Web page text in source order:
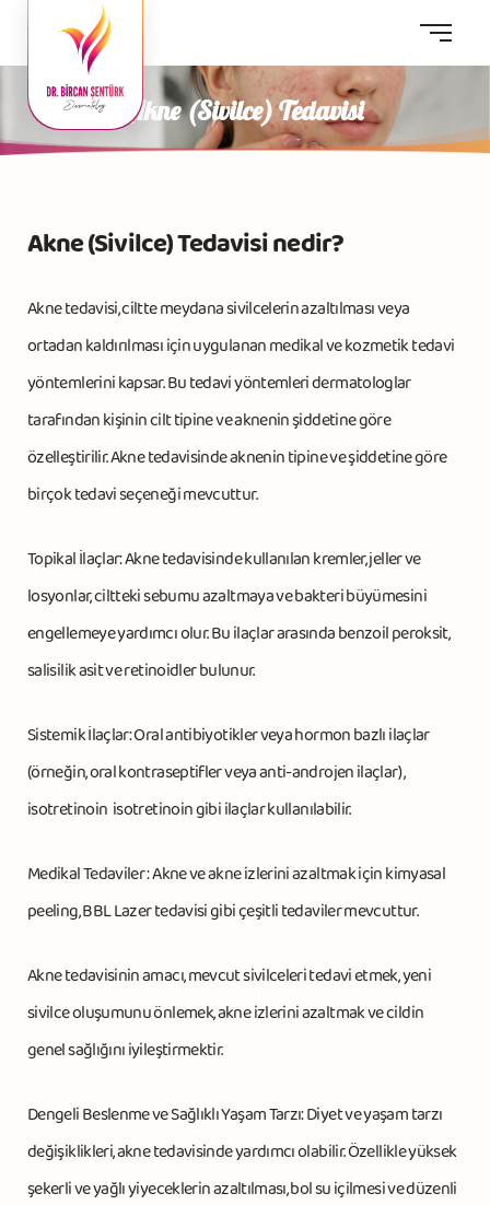
Akne (Sivilce) Tedavisi
Akne (Sivilce) Tedavisi nedir?
Akne tedavisi, ciltte meydana sivilcelerin azaltılması veya
ortadan kaldırılması için uygulanan medikal ve kozmetik tedavi
yöntemlerini kapsar. Bu tedavi yöntemleri dermatologlar
tarafından kişinin cilt tipine ve aknenin şiddetine göre
özelleştirilir. Akne tedavisinde aknenin tipine ve şiddetine göre
birçok tedavi seçeneği mevcuttur.
Topikal İlaçlar: Akne tedavisinde kullanılan kremler, jeller ve
losyonlar, ciltteki sebumu azaltmaya ve bakteri büyümesini
engellemeye yardımcı olur. Bu ilaçlar arasında benzoil peroksit,
salisilik asit ve retinoidler bulunur.
Sistemik İlaçlar: Oral antibiyotikler veya hormon bazlı ilaçlar
(örneğin, oral kontraseptifler veya anti-androjen ilaçlar) ,
isotretinoin isotretinoin gibi ilaçlar kullanılabilir.
Medikal Tedaviler : Akne ve akne izlerini azaltmak için kimyasal
peeling, BBL Lazer tedavisi gibi çeşitli tedaviler mevcuttur.
Akne tedavisinin amacı, mevcut sivilceleri tedavi etmek, yeni
sivilce oluşumunu önlemek, akne izlerini azaltmak ve cildin
genel sağlığını iyileştirmektir.
Dengeli Beslenme ve Sağlıklı Yaşam Tarzı: Diyet ve yaşam tarzı
değişiklikleri, akne tedavisinde yardımcı olabilir. Özellikle yüksek
şekerli ve yağlı yiyeceklerin azaltılması, bol su içilmesi ve düzenli